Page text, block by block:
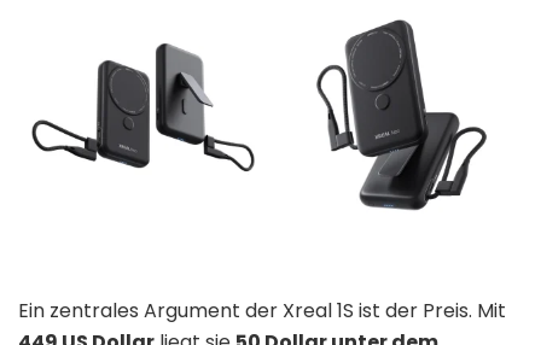
Ein zentrales Argument der Xreal 1S ist der Preis. Mit